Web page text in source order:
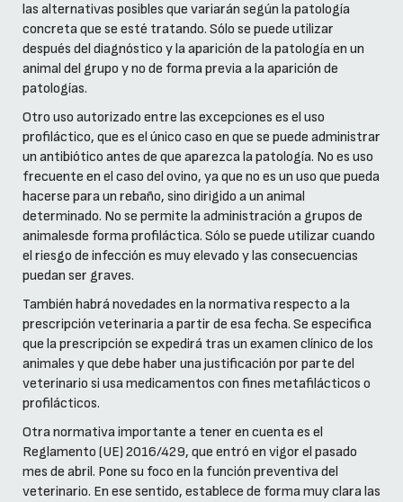
las alternativas posibles que variarán según la patología
concreta que se esté tratando. Sólo se puede utilizar
después del diagnóstico y la aparición de la patología en un
animal del grupo y no de forma previa a la aparición de
patologías.
Otro uso autorizado entre las excepciones es el uso
profiláctico, que es el único caso en que se puede administrar
un antibiótico antes de que aparezca la patología. No es uso
frecuente en el caso del ovino, ya que no es un uso que pueda
hacerse para un rebaño, sino dirigido a un animal
determinado. No se permite la administración a grupos de
animalesde forma profiláctica. Sólo se puede utilizar cuando
el riesgo de infección es muy elevado y las consecuencias
puedan ser graves.
También habrá novedades en la normativa respecto a la
prescripción veterinaria a partir de esa fecha. Se especifica
que la prescripción se expedirá tras un examen clínico de los
animales y que debe haber una justificación por parte del
veterinario si usa medicamentos con fines metafilácticos o
profilácticos.
Otra normativa importante a tener en cuenta es el
Reglamento (UE) 2016/429, que entró en vigor el pasado
mes de abril. Pone su foco en la función preventiva del
veterinario. En ese sentido, establece de forma muy clara las